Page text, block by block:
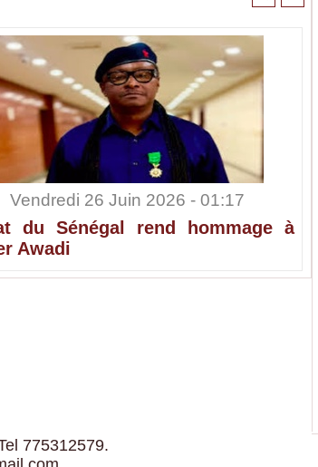
Vendredi 26 Juin 2026 - 01:17
du Sénégal rend hommage à
Awadi
775312579.